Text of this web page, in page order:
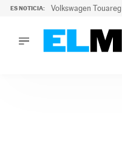
ES NOTICIA: Volkswagen Touareg